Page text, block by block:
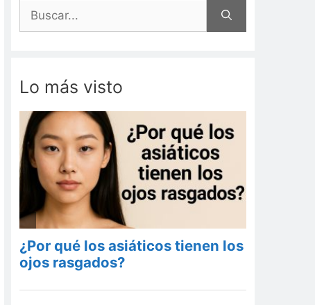
Buscar:
Lo más visto